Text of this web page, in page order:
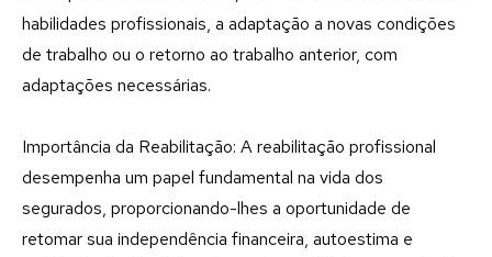
habilidades profissionais, a adaptação a novas condições
de trabalho ou o retorno ao trabalho anterior, com
adaptações necessárias.
Importância da Reabilitação: A reabilitação profissional
desempenha um papel fundamental na vida dos
segurados, proporcionando-lhes a oportunidade de
retomar sua independência financeira, autoestima e